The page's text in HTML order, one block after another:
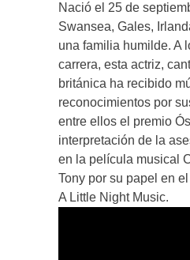
Nació el 25 de
Swansea, Gales,
una familia humilde. A
carrera, esta actriz,
británica ha recibido
reconocimientos por
entre ellos el premio
interpretación de la
en la película musical
Tony por su papel en
A Little Night Music.